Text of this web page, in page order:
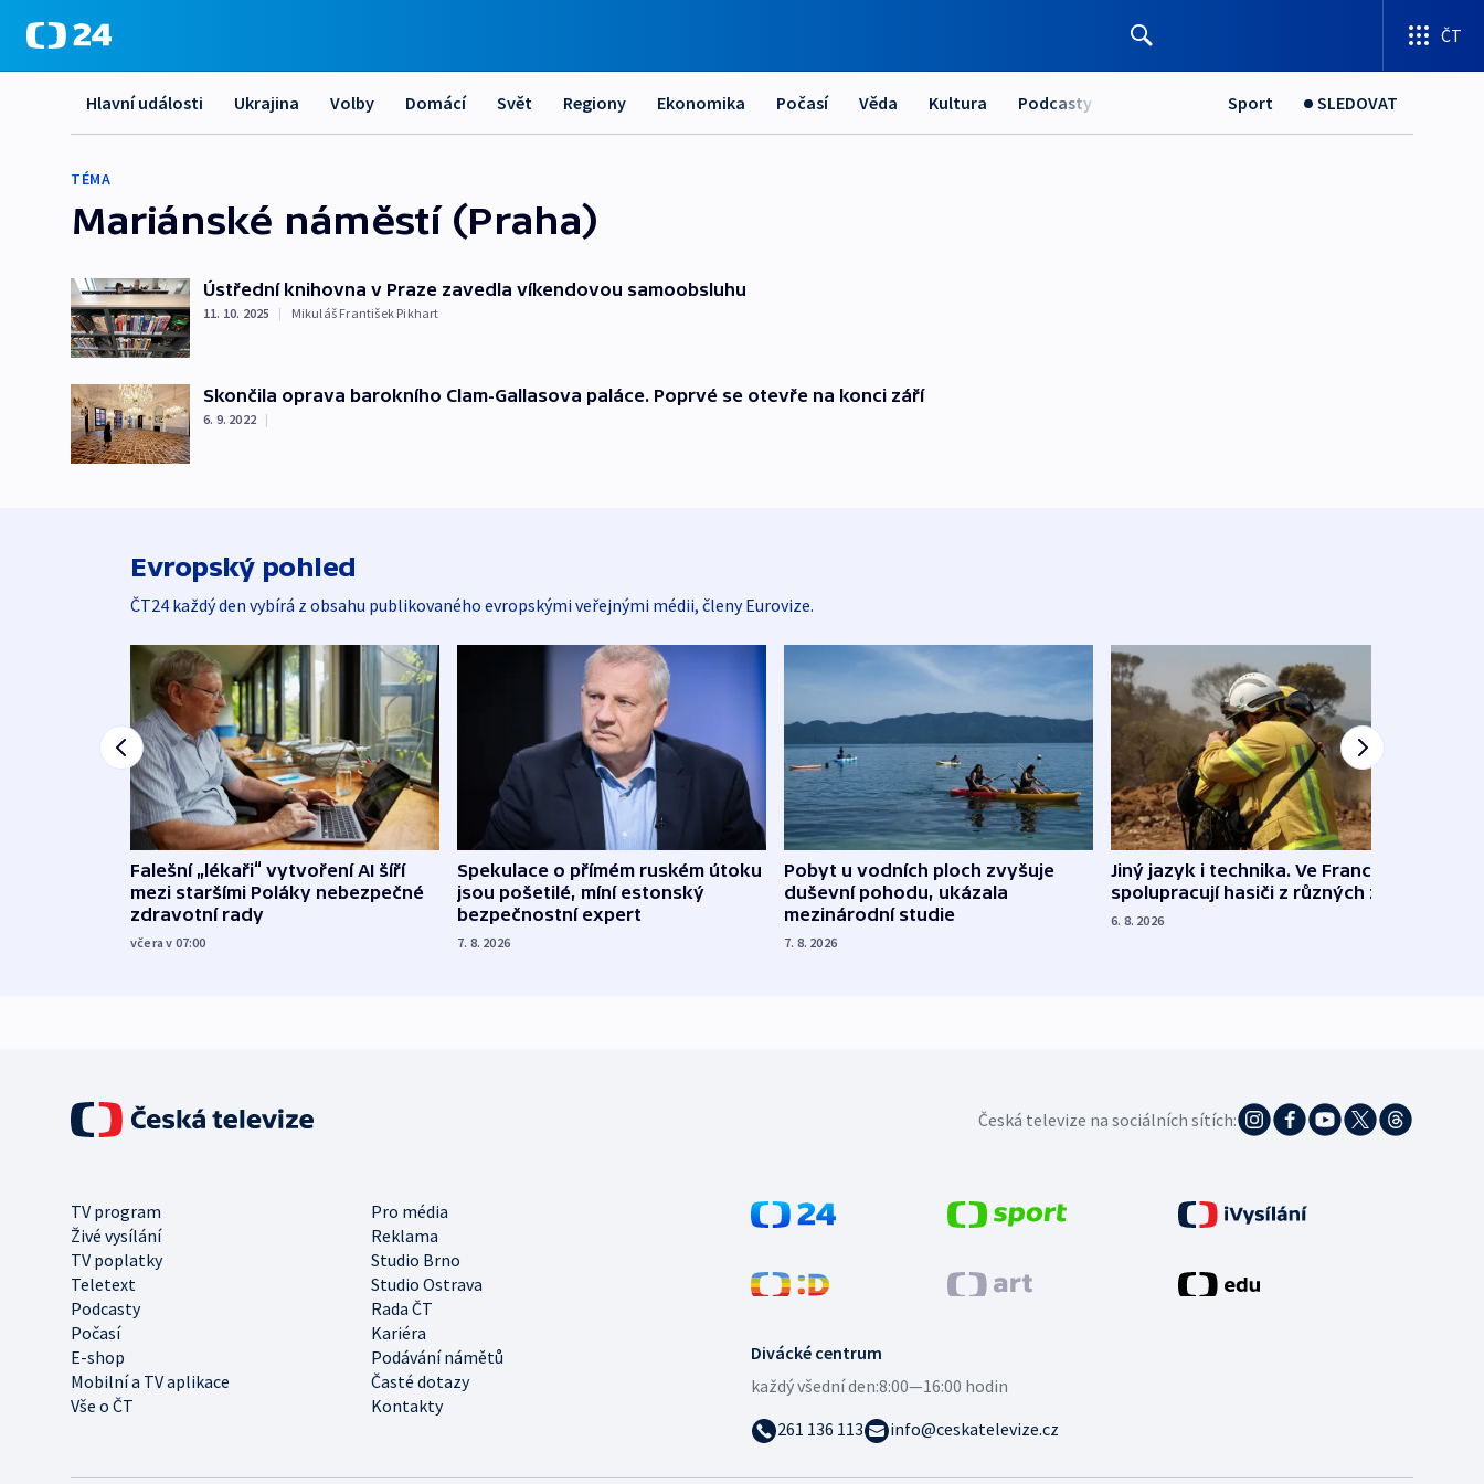
ČT
Hlavní události Ukrajina Volby Domácí Svět Regiony Ekonomika Počasí Věda Kultura Podcasty Sport SLEDOVAT
TÉMA
Mariánské náměstí (Praha)
Ústřední knihovna v Praze zavedla víkendovou samoobsluhu
11. 10. 2025 | Mikuláš František Pikhart
Skončila oprava barokního Clam-Gallasova paláce. Poprvé se otevře na konci září
6. 9. 2022 |
Evropský pohled
ČT24 každý den vybírá z obsahu publikovaného evropskými veřejnými médii, členy Eurovize.
Falešní „lékaři“ vytvoření AI šíří
mezi staršími Poláky nebezpečné
zdravotní rady
včera v 07:00
Spekulace o přímém ruském útoku
jsou pošetilé, míní estonský
bezpečnostní expert
7. 8. 2026
Pobyt u vodních ploch zvyšuje
duševní pohodu, ukázala
mezinárodní studie
7. 8. 2026
Jiný jazyk i technika. Ve Francii
spolupracují hasiči z různých zemí
6. 8. 2026
Česká televize na sociálních sítích:
TV program
Pro média
Živé vysílání
Reklama
TV poplatky
Studio Brno
Teletext
Studio Ostrava
Podcasty
Rada ČT
Počasí
Kariéra
E-shop
Podávání námětů
Mobilní a TV aplikace
Časté dotazy
Vše o ČT
Kontakty
Divácké centrum
každý všední den:8:00—16:00 hodin
261 136 113
info@ceskatelevize.cz